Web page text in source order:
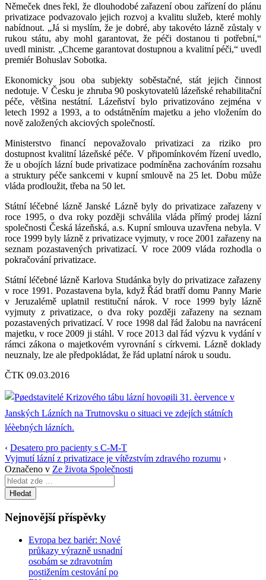
Němeček dnes řekl, že dlouhodobé zařazení obou zařízení do plánu
privatizace podvazovalo jejich rozvoj a kvalitu služeb, které mohly
nabídnout. „Já si myslím, že je dobré, aby takovéto lázně zůstaly v
rukou státu, aby mohl garantovat, že péči dostanou ti potřební,“
uvedl ministr. „Chceme garantovat dostupnou a kvalitní péči,“ uvedl
premiér Bohuslav Sobotka.
Ekonomicky jsou oba subjekty soběstačné, stát jejich činnost
nedotuje. V Česku je zhruba 90 poskytovatelů lázeňské rehabilitační
péče, většina nestátní. Lázeňství bylo privatizováno zejména v
letech 1992 a 1993, a to odstátněním majetku a jeho vložením do
nově založených akciových společností.
Ministerstvo financí nepovažovalo privatizaci za riziko pro
dostupnost kvalitní lázeňské péče. V připomínkovém řízení uvedlo,
že u obojích lázní bude privatizace podmíněna zachováním rozsahu
a struktury péče sankcemi v kupní smlouvě na 25 let. Dobu může
vláda prodloužit, třeba na 50 let.
Státní léčebné lázně Janské Lázně byly do privatizace zařazeny v
roce 1995, o dva roky později schválila vláda přímý prodej lázní
společnosti Česká lázeňská, a.s. Kupní smlouva uzavřena nebyla. V
roce 1999 byly lázně z privatizace vyjmuty, v roce 2001 zařazeny na
seznam pozastavených privatizací. V roce 2009 vláda rozhodla o
pokračování privatizace.
Státní léčebné lázně Karlova Studánka byly do privatizace zařazeny
v roce 1991. Pozastavena byla, když Řád bratří domu Panny Marie
v Jeruzalémě uplatnil restituční nárok. V roce 1999 byly lázně
vyjmuty z privatizace, o dva roky později zařazeny na seznam
pozastavených privatizací. V roce 1998 dal řád žalobu na navrácení
majetku, v roce 2009 ji stáhl. V roce 2013 dal řád výzvu k vydání v
rámci zákona o majetkovém vyrovnání s církvemi. Lázně doklady
neuznaly, lze ale předpokládat, že řád uplatní nárok u soudu.
ČTK 09.03.2016
‹ Desatero pro pacienty s C-M-T
Vyjmutí lázní z privatizace je vítězstvím zdravého rozumu ›
Označeno v Ze života Společnosti
Search
for:
Nejnovější příspěvky
Evropa bez bariér: Nové
průkazy výrazně usnadní
osobám se zdravotním
postižením cestování po